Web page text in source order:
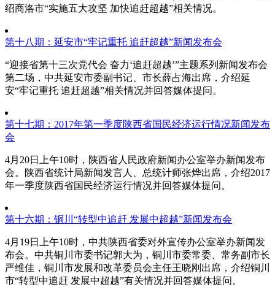
绍商洛市“实施五大攻坚 加快追赶超越”相关情况。
第十八期：延安市“牢记重托 追赶超越”新闻发布会
“迎接省第十三次党代会 奋力‘追赶超越’”主题系列新闻发布会
第二场，中共延安市委副书记、市长薛占海出席，介绍延
安“牢记重托 追赶超越”相关情况并回答媒体提问。
第十七期：2017年第一季度陕西省国民经济运行情况新闻发布
会
4月20日上午10时，陕西省人民政府新闻办公室举办新闻发布
会。陕西省统计局新闻发言人、总统计师张烨出席，介绍2017
年一季度陕西省国民经济运行情况并回答媒体提问。
第十六期：铜川“转型中追赶 发展中超越”新闻发布会
4月19日上午10时，中共陕西省委对外宣传办公室举办新闻发
布会。中共铜川市委书记郭大为，铜川市委常委、常务副市长
严维佳，铜川市发展和改革委员会主任王晓刚出席，介绍铜川
市“转型中追赶 发展中超越”有关情况并回答媒体提问。